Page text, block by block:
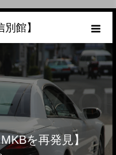
館】
を再発見】